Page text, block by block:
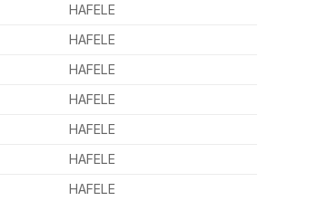
HAFELE
HAFELE
HAFELE
HAFELE
HAFELE
HAFELE
HAFELE